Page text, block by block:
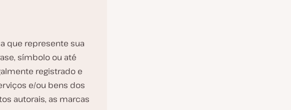
que represente sua
símbolo ou até
registrado e
e/ou bens dos
autorais, as marcas